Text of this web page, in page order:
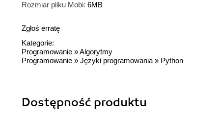
Rozmiar pliku Mobi: 6MB
Zgłoś erratę
Kategorie:
Programowanie »Algorytmy
Programowanie » Języki programowania » Python
Dostępność produktu